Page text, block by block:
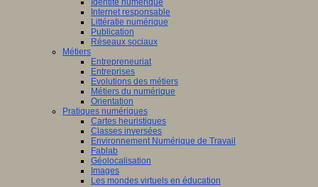
Identité numérique
Internet responsable
Littératie numérique
Publication
Réseaux sociaux
Métiers
Entrepreneuriat
Entreprises
Evolutions des métiers
Métiers du numérique
Orientation
Pratiques numériques
Cartes heuristiques
Classes inversées
Environnement Numérique de Travail
Fablab
Géolocalisation
Images
Les mondes virtuels en éducation